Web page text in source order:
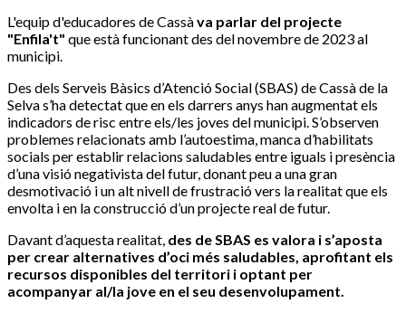
L'equip d'educadores de Cassàva parlar del projecte
"Enfila't" que està funcionant des del novembre de 2023 al
municipi.
Des dels Serveis Bàsics d’Atenció Social (SBAS) de Cassà de la
Selva s’ha detectat que en els darrers anys han augmentat els
indicadors de risc entre els/les joves del municipi. S’observen
problemes relacionats amb l’autoestima, manca d’habilitats
socials per establir relacions saludables entre iguals i presència
d’una visió negativista del futur, donant peu a una gran
desmotivació i un alt nivell de frustració vers la realitat que els
envolta i en la construcció d’un projecte real de futur.
Davant d’aquesta realitat, des de SBAS es valora i s’aposta
per crear alternatives d’oci més saludables, aprofitant els
recursos disponibles del territori i optant per
acompanyar al/la jove en el seu desenvolupament.